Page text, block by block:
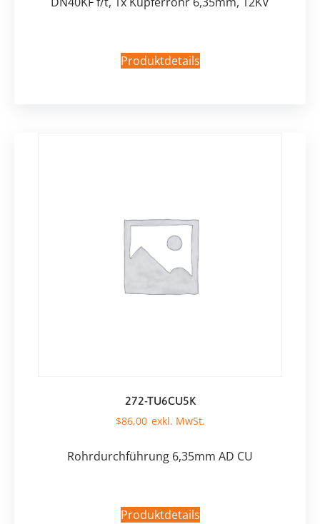
Produktdetails
272-TU6CU5K
$86,00
Rohrdurchführung 6,35mm AD CU
Produktdetails